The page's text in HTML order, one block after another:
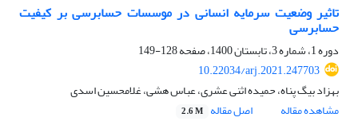
تاثیر وضعیت سرمایه انسانی در موسسات حسابرسی بر کیفیت
حسابرسی
دوره 1، شماره 3، تابستان 1400، صفحه
128-149
10.22034/arj.2021.247703
بهزاد بیگ پناه، حمیده اثنی عشری، عباس هشی، غلامحسین اسدی
مشاهده مقاله
اصل مقاله 2.6 M